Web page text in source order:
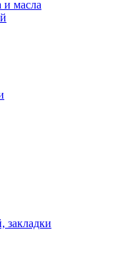
и масла
закладки